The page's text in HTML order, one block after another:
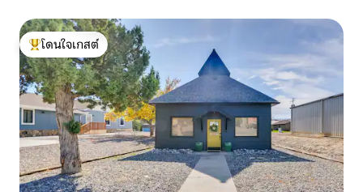
โดนใจเกสต์ที่สุด
โดนใจเกสต์